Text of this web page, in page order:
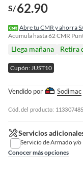
S/62.90
Abre tu CMR y ahorra
Acumula hasta62CMR
Llega mañana Retira
Cupón: JUST10
Vendido por Sodimac
Cód. del producto: 113307485
Servicios
Servicio de Armado y/
Conocer más opciones